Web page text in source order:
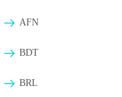
AFN
BDT
BRL